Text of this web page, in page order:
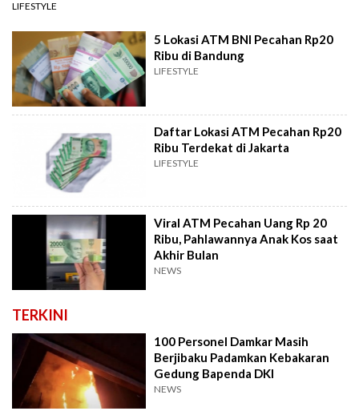
LIFESTYLE
5 Lokasi ATM BNI Pecahan Rp20
Ribu di Bandung
LIFESTYLE
Daftar Lokasi ATM Pecahan Rp20
Ribu Terdekat di Jakarta
LIFESTYLE
Viral ATM Pecahan Uang Rp 20
Ribu, Pahlawannya Anak Kos saat
Akhir Bulan
NEWS
TERKINI
100 Personel Damkar Masih
Berjibaku Padamkan Kebakaran
Gedung Bapenda DKI
NEWS